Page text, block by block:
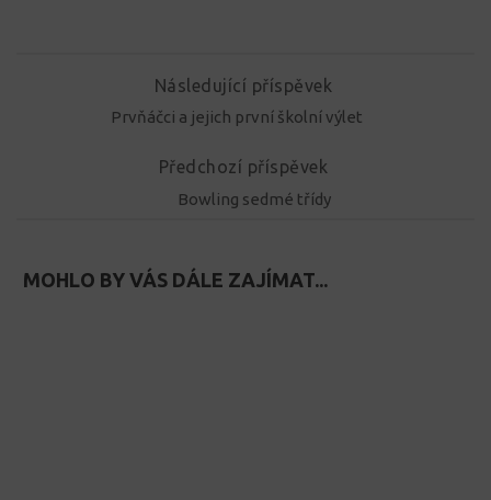
Následující příspěvek
Prvňáčci a jejich první školní výlet
Předchozí příspěvek
Bowling sedmé třídy
MOHLO BY VÁS DÁLE ZAJÍMAT...